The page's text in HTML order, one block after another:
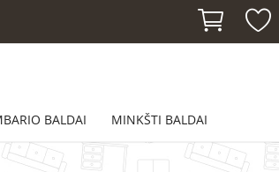
BALDAI MINKŠTI BALDAI